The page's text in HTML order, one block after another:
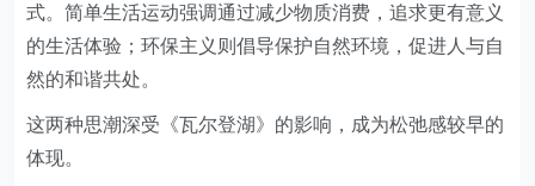
式。简单生活运动强调通过减少物质消费，追求更有意义
的生活体验；环保主义则倡导保护自然环境，促进人与自
然的和谐共处。
这两种思潮深受《瓦尔登湖》的影响，成为松弛感较早的
体现。